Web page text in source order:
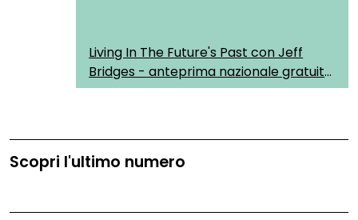
Living In The Future's Past con Jeff
Bridges - anteprima nazionale gratuita
al Cinema Odeon di Firenze
Scopri l'ultimo numero